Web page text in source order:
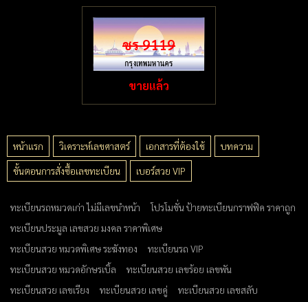
ชร 9119
ขายแล้ว
หน้าแรก วิเคราะห์เลขศาสตร์ เอกสารที่ต้องใช้
บทความ
ขั้นตอนการสั่งซื้อเลขทะเบียน
เบอร์สวย VIP
ทะเบียนรถหมวดเก่า ไม่มีเลขนำหน้า
โปรโมชั่น ป้ายทะเบียนกราฟฟิค ราคาถูก
ทะเบียนประมูล เลขสวย มงคล ราคาพิเศษ
ทะเบียนสวย หมวดพิเศษ ระฆังทอง
ทะเบียนรถ VIP
ทะเบียนสวย หมวดอักษรเบิ้ล
ทะเบียนสวย เลขร้อย เลขพัน
ทะเบียนสวย เลขเรียง
ทะเบียนสวย เลขคู่ ทะเบียนสวย เลขสลับ